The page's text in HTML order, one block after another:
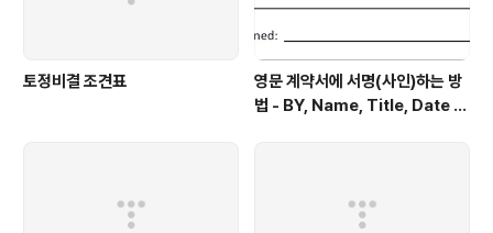
토정비결 조견표
영문 계약서에 서명(사인)하는 방
법 - BY, Name, Title, Date Si